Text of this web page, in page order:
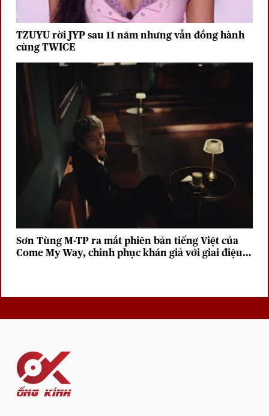
TZUYU rời JYP sau 11 năm nhưng vẫn đồng hành
cùng TWICE
Sơn Tùng M-TP ra mắt phiên bản tiếng Việt của
Come My Way, chinh phục khán giả với giai điệu